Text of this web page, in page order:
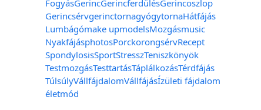
FogyásGerincGerincferdülésGerincoszlop
GerincsérvgerinctornagyógytornaHátfájás
Lumbágómake upmodelsMozgásmusic
NyakfájásphotosPorckorongsérvRecept
SpondylosisSportStresszTeniszkönyök
TestmozgásTesttartásTáplálkozásTérdfájás
TúlsúlyVállfájdalomVállfájásÍzületi fájdalom
életmód